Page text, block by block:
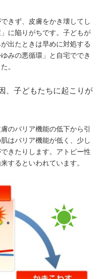
きず、皮膚をかき壊してし
に陥りがちです。子どもが
出たときは早めに対処する
みの悪循環」と自宅ででき
。
、子どもたちに起こりが
のバリア機能の低下から引
はバリア機能が低く、少し
きたりします。アトピー性
するといわれています。